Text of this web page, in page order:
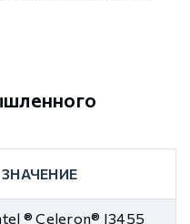
ЗНАЧЕНИЕ
® Celeron® J3455